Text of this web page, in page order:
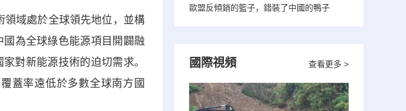
領域處於全球領先地位，並構
國為全球綠色能源項目開闢融
對新能源技術的迫切需求。
蓋率遠低於多數全球南方國
歐盟反傾銷的籃子，錯裝了中國的鴨子
查看更多 >
國際視頻